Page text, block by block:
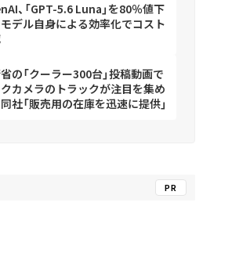
、「GPT-5.6 Luna」を80％値下
デル自身による効率化でコスト
の「クーラー300台」投稿動画で
カメラのトラックが注目を集め
社「販売用の在庫を迅速に提供」
PR